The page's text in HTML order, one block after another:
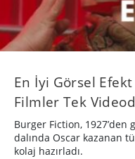
En İyi Görsel Efekt
Filmler Tek
Burger Fiction, 1927’den
dalında Oscar kazanan
kolaj hazırladı.